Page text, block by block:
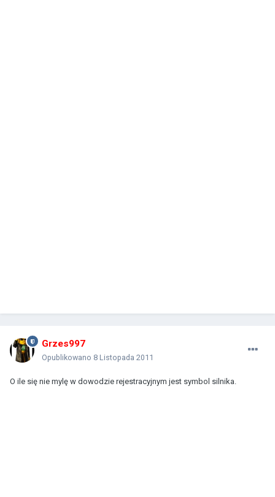
Grzes997
Opublikowano 8 Listopada 2011
O ile się nie mylę w dowodzie rejestracyjnym jest symbol silnika.